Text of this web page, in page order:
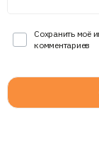
Сохранить моё
комментариев